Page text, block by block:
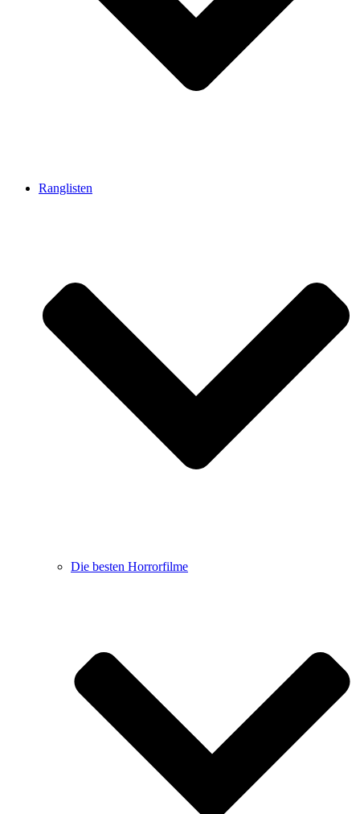
Ranglisten
Die besten Horrorfilme